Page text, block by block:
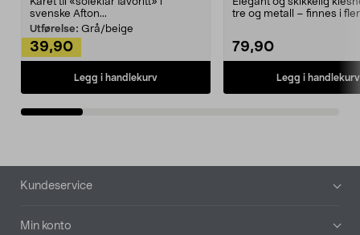
svenske Afton...
Utførelse: Grå/beige
39,90
Legg i handlekurv
tre og metall – finnes i
79,90
Legg i handlekurv
Bunntekst
Kundeservice
Min konto